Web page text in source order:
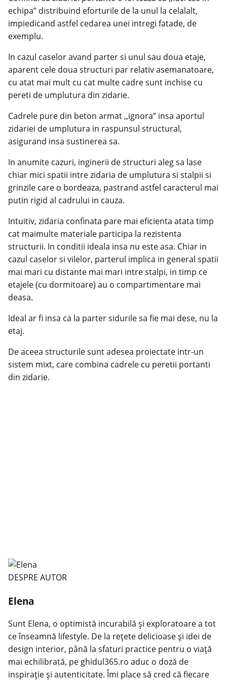
echipa” distribuind eforturile de la unul la celalalt,
impiedicand astfel cedarea unei intregi fatade, de
exemplu.
In cazul caselor avand parter si unul sau doua etaje,
aparent cele doua structuri par relativ asemanatoare,
cu atat mai mult cu cat multe cadre sunt inchise cu
pereti de umplutura din zidarie.
Cadrele pure din beton armat ,,ignora” insa aportul
zidariei de umplutura in raspunsul structural,
asigurand insa sustinerea sa.
In anumite cazuri, inginerii de structuri aleg sa lase
chiar mici spatii intre zidaria de umplutura si stalpii si
grinzile care o bordeaza, pastrand astfel caracterul mai
putin rigid al cadrului in cauza.
Intuitiv, zidaria confinata pare mai eficienta atata timp
cat maimulte materiale participa la rezistenta
structurii. In conditii ideala insa nu este asa. Chiar in
cazul caselor si vilelor, parterul implica in general spatii
mai mari cu distante mai mari intre stalpi, in timp ce
etajele (cu dormitoare) au o compartimentare mai
deasa.
Ideal ar fi insa ca la parter sidurile sa fie mai dese, nu la
etaj.
De aceea structurile sunt adesea proiectate intr-un
sistem mixt, care combina cadrele cu peretii portanti
din zidarie.
DESPRE AUTOR
Elena
Sunt Elena, o optimistă incurabilă și exploratoare a tot
ce înseamnă lifestyle. De la rețete delicioase și idei de
design interior, până la sfaturi practice pentru o viață
mai echilibrată, pe ghidul365.ro aduc o doză de
inspirație și autenticitate. Îmi place să cred că fiecare